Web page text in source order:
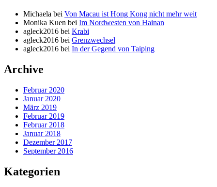
Michaela bei Von Macau ist Hong Kong nicht mehr weit
Monika Kuen bei Im Nordwesten von Hainan
agleck2016 bei Krabi
agleck2016 bei Grenzwechsel
agleck2016 bei In der Gegend von Taiping
Archive
Februar 2020
Januar 2020
März 2019
Februar 2019
Februar 2018
Januar 2018
Dezember 2017
September 2016
Kategorien